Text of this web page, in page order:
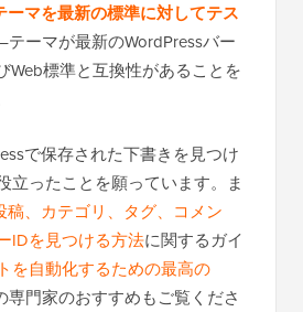
ーマを最新の標準に対してテス
ーマが最新のWordPressバー
Web標準と互換性があることを
で保存された下書きを見つけ
立ったことを願っています。ま
稿、カテゴリ、タグ、コメン
IDを見つける方法に関するガイ
を自動化するための最高の
専門家のおすすめもご覧くださ